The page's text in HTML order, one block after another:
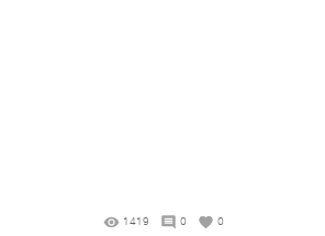
1419 0 0